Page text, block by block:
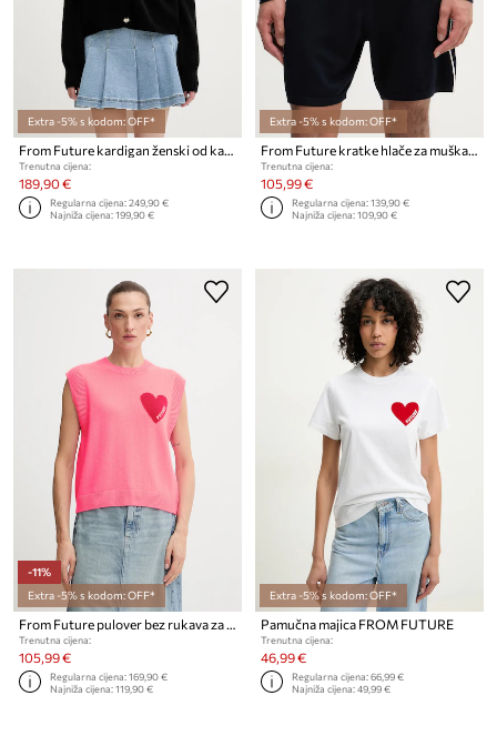
Extra -5% s kodom: OFF*
Trenutna cijena:
189,90 €
Regularna cijena:249,90 €
Najniža cijena:199,90 €
Extra -5% s kodom: OFF*
Trenutna cijena:
105,99 €
Regularna cijena:139,90 €
Najniža cijena:109,90 €
-11%
Extra -5% s kodom: OFF*
From Future pulover bez rukava za žene od kašmira
Trenutna cijena:
105,99 €
Regularna cijena:169,90 €
Najniža cijena:119,90 €
Extra -5% s kodom: OFF*
Pamučna majica FROM FUTURE
Trenutna cijena:
46,99 €
Regularna cijena:66,99 €
Najniža cijena:49,99 €